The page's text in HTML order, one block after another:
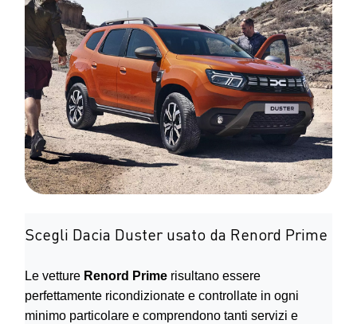
Scegli Dacia Duster usato da Renord Prime
Le vetture Renord Prime risultano essere
perfettamente ricondizionate e controllate in ogni
minimo particolare e comprendono tanti servizi e